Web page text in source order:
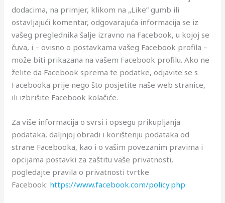
dodacima, na primjer, klikom na „Like” gumb ili
ostavljajući komentar, odgovarajuća informacija se iz
vašeg preglednika šalje izravno na Facebook, u kojoj se
čuva, i – ovisno o postavkama vašeg Facebook profila –
može biti prikazana na vašem Facebook profilu. Ako ne
želite da Facebook sprema te podatke, odjavite se s
Facebooka prije nego što posjetite naše web stranice,
ili izbrišite Facebook kolačiće.
Za više informacija o svrsi i opsegu prikupljanja
podataka, daljnjoj obradi i korištenju podataka od
strane Facebooka, kao i o vašim povezanim pravima i
opcijama postavki za zaštitu vaše privatnosti,
pogledajte pravila o privatnosti tvrtke
Facebook: https://www.facebook.com/policy.php